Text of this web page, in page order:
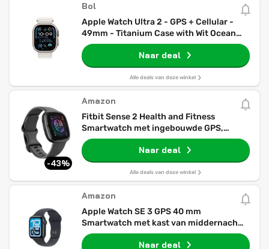
Bol
Apple Watch Ultra 2 - GPS + Cellular -
49mm - Titanium Case with Wit Ocean
Band
Naar deal
Alle deals van deze winkel
-43%
Amazon
Fitbit Sense 2 Health and Fitness
Smartwatch met ingebouwde GPS,
geavanceerde gezondheidsfuncties,
batterijduur tot 6 dagen - compatibel
met Android en iOS. Kleur Shadow
Grey/Grafiet Aluminium
Naar deal
Alle deals van deze winkel
Amazon
Apple Watch SE 3 GPS 40 mm
Smartwatch met kast van middernacht
aluminium, middernacht sportbandje
(S/M). Conditie en slaap bijhouden,
Naar deal